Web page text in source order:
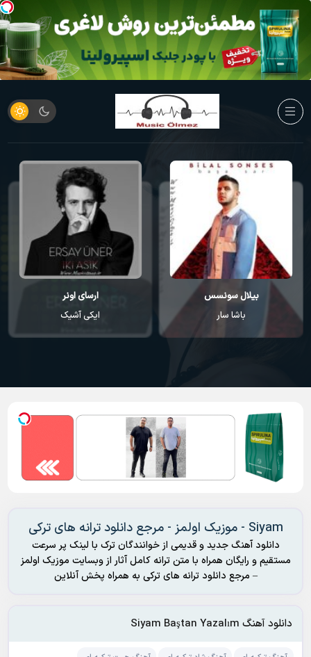
بیلال سونسس
باشا سار
ارسای اونر
ایکی آشیک
Siyam - موزیک اولمز - مرجع دانلود ترانه های ترکی
دانلود آهنگ جدید و قدیمی از خوانندگان ترک با لینک پر سرعت
مستقیم و رایگان همراه با متن ترانه کامل آثار از وبسایت موزیک اولمز
– مرجع دانلود ترانه های ترکی به همراه پخش آنلاین
دانلود آهنگ Siyam Baştan Yazalım